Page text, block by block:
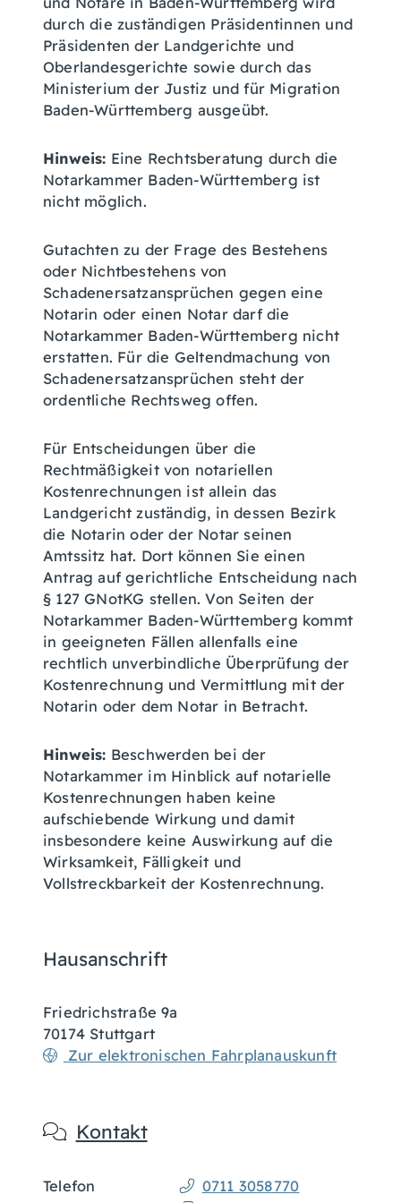
durch die zuständigen Präsidentinnen und
Präsidenten der Landgerichte und
Oberlandesgerichte sowie durch das
Ministerium der Justiz und für Migration
Baden-Württemberg ausgeübt.
Hinweis: Eine Rechtsberatung durch die
Notarkammer Baden-Württemberg ist
nicht möglich.
Gutachten zu der Frage des Bestehens
oder Nichtbestehens von
Schadenersatzansprüchen gegen eine
Notarin oder einen Notar darf die
Notarkammer Baden-Württemberg nicht
erstatten. Für die Geltendmachung von
Schadenersatzansprüchen steht der
ordentliche Rechtsweg offen.
Für Entscheidungen über die
Rechtmäßigkeit von notariellen
Kostenrechnungen ist allein das
Landgericht zuständig, in dessen Bezirk
die Notarin oder der Notar seinen
Amtssitz hat. Dort können Sie einen
Antrag auf gerichtliche Entscheidung nach
§ 127 GNotKG stellen. Von Seiten der
Notarkammer Baden-Württemberg kommt
in geeigneten Fällen allenfalls eine
rechtlich unverbindliche Überprüfung der
Kostenrechnung und Vermittlung mit der
Notarin oder dem Notar in Betracht.
Hinweis: Beschwerden bei der
Notarkammer im Hinblick auf notarielle
Kostenrechnungen haben keine
aufschiebende Wirkung und damit
insbesondere keine Auswirkung auf die
Wirksamkeit, Fälligkeit und
Vollstreckbarkeit der Kostenrechnung.
Hausanschrift
Friedrichstraße 9a
70174 Stuttgart
Zur elektronischen Fahrplanauskunft
Kontakt
Telefon
0711 3058770